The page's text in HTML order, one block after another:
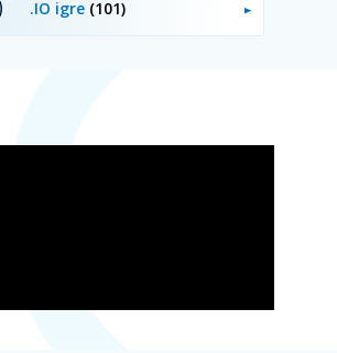
.IO igre (101)